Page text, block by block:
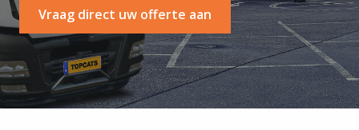
Vraag direct uw offerte aan